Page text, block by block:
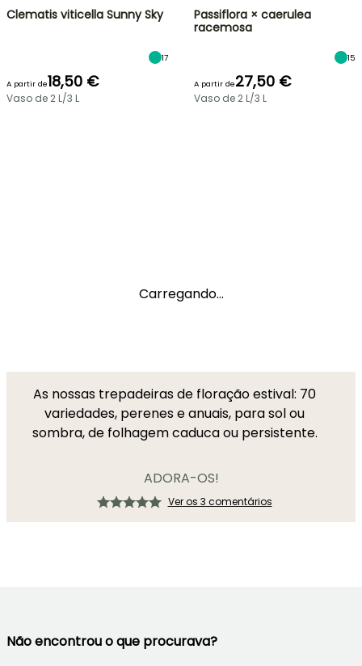
Clematis viticella Sunny Sky
17
A partir de18,50 €
Vaso de 2 L/3 L
Passiflora × caerulea
racemosa
15
A partir de27,50 €
Vaso de 2 L/3 L
Carregando...
As nossas trepadeiras de floração estival: 70
variedades, perenes e anuais, para sol ou
sombra, de folhagem caduca ou persistente.
ADORA-OS!
Ver os 3 comentários
Não encontrou o que procurava?